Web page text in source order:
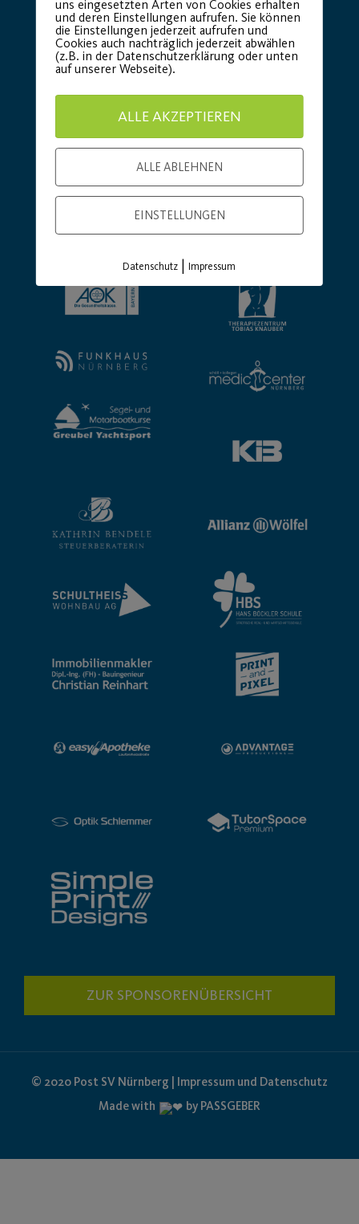
ZUR SPONSORENÜBERSICHT
© 2020 Post SV Nürnberg | Impressum und Datenschutz
Made with
by PASSGEBER
uns eingesetzten Arten von Cookies erhalten
und deren Einstellungen aufrufen. Sie können
die Einstellungen jederzeit aufrufen und
Cookies auch nachträglich jederzeit abwählen
(z.B. in der Datenschutzerklärung oder unten
auf unserer Webseite).
ALLE AKZEPTIEREN
ALLE ABLEHNEN
EINSTELLUNGEN
Datenschutz |Impressum